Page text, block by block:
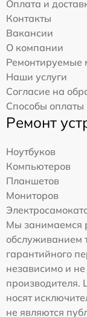
Оплата и
Контакты
Вакансии
О компании
Ремонтируемые
Наши услуги
Согласие на
Способы оплаты
Ремонт
Ноутбуков
Компьютеров
Планшетов
Мониторов
Мы занимаемся
обслуживанием
гарантийного
независимо и
производителя.
носят
не являются